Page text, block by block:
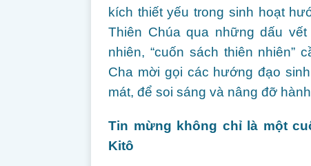
kích thiết yếu trong sinh hoạt
Thiên Chúa qua những dấu
nhiên, “cuốn sách thiên
Cha mời gọi các hướng đạo
mát, để soi sáng và nâng đỡ
Tin mừng không chỉ là một
Kitô